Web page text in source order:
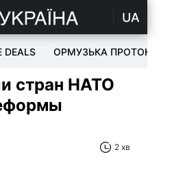
UA
DEALS ОРМУЗЬКА ПРОТОКА
стран НАТО
2 хв